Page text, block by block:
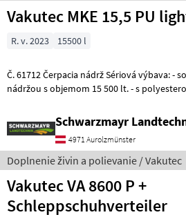
Vakutec MKE 15,5 PU
R. v. 2023 15500 l
Č. 61712 Čerpacia nádrž Sériová výbava: - so sklolaminátovou
nádržou s objemom 15 500 lt. - s
Schwarzmayr
4971 Aurolzmünster
Doplnenie živin a polievanie / Vakutec
Vakutec VA 8600 P +
Schleppschuhverteiler